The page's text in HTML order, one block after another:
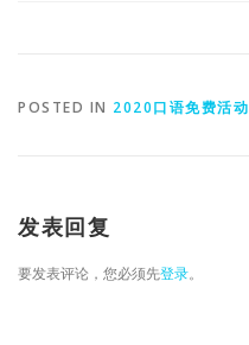
POSTED IN 2020口语免费活动
发表回复
要发表评论，您必须先登录。